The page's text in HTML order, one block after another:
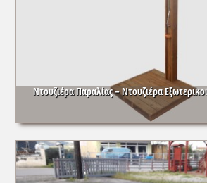
Ντουζιέρα Παραλίας – Ντουζιέρα